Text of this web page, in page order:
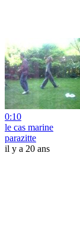
0:10
le cas marine
parazitte
il y a 20 ans